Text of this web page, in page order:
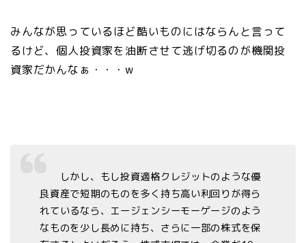
みんなが思っているほど酷いものにはならんと言って
るけど、個人投資家を油断させて逃げ切るのが機関投
資家だかんなぁ・・・w
しかし、もし投資適格クレジットのような優
良資産で短期のものを多く持ち高い利回りが得ら
れているなら、エージェンシーモーゲージのよう
なものを少し長めに持ち、さらに一部の株式を保